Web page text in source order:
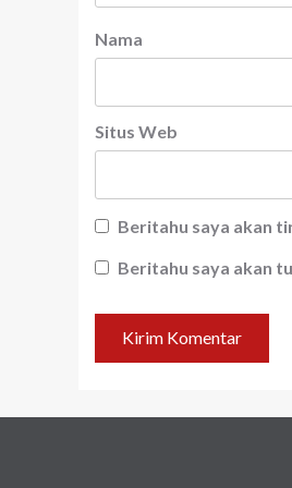
Nama
Situs Web
Beritahu saya akan
Beritahu saya akan